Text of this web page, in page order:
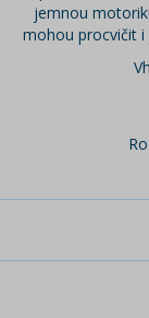
jemnou
mohou procvičit i